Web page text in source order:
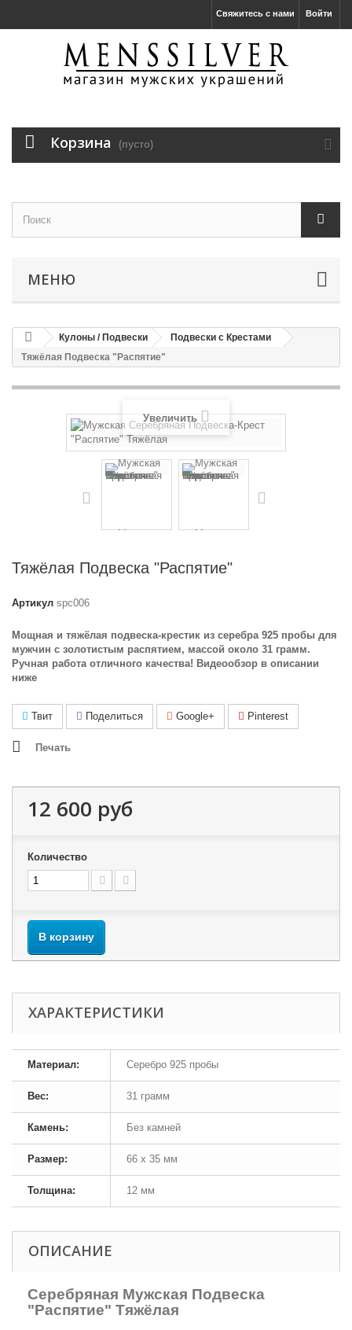
Войти
Свяжитесь с нами
Корзина (пусто)
МЕНЮ
Кулоны / Подвески
Подвески с Крестами
Тяжёлая Подвеска "Распятие"
Увеличить
Тяжёлая Подвеска "Распятие"
Артикул spc006
Мощная и тяжёлая подвеска-крестик из серебра 925 пробы для
мужчин с золотистым распятием, массой около 31 грамм.
Ручная работа отличного качества! Видеообзор в описании
ниже
Твит Поделиться Google+ Pinterest
Печать
12 600 руб
Количество
В корзину
ХАРАКТЕРИСТИКИ
Материал: Серебро 925 пробы
Вес: 31 грамм
Камень: Без камней
Размер: 66 х 35 мм
Толщина: 12 мм
ОПИСАНИЕ
Серебряная Мужская Подвеска
"Распятие" Тяжёлая